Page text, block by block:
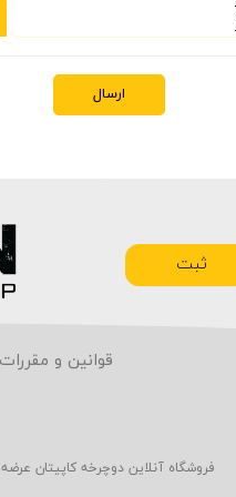
ارسال
ثبت
قوانین و مقررات
فروشگاه آنلاین دوچرخه کاپیتان